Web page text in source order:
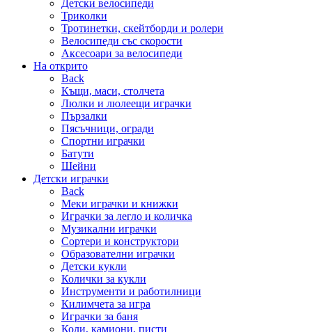
Детски велосипеди
Триколки
Тротинетки, скейтборди и ролери
Велосипеди със скорости
Аксесоари за велосипеди
На открито
Back
Къщи, маси, столчета
Люлки и люлеещи играчки
Пързалки
Пясъчници, огради
Спортни играчки
Батути
Шейни
Детски играчки
Back
Меки играчки и книжки
Играчки за легло и количка
Музикални играчки
Сортери и конструктори
Образователни играчки
Детски кукли
Колички за кукли
Инструменти и работилници
Килимчета за игра
Играчки за баня
Коли, камиони, писти